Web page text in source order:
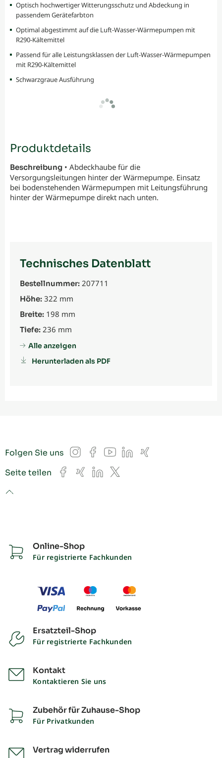
Optisch hochwertiger Witterungsschutz und Abdeckung in
passendem Gerätefarbton
Optimal abgestimmt auf die Luft-Wasser-Wärmepumpen mit
R290-Kältemittel
Passend für alle Leistungsklassen der Luft-Wasser-Wärmepumpen
mit R290-Kältemittel
Schwarzgraue Ausführung
Produktdetails
Beschreibung • Abdeckhaube für die
Versorgungsleitungen hinter der Wärmepumpe. Einsatz
bei bodenstehenden Wärmepumpen mit Leitungsführung
hinter der Wärmepumpe direkt nach unten.
Technisches Datenblatt
Bestellnummer: 207711
Höhe: 322 mm
Breite: 198 mm
Tiefe: 236 mm
Alle anzeigen
Herunterladen als PDF
Folgen Sie uns Instagram
Facebook
YouTube
LinkedIn
Xing
Seite teilen Facebook
XingLinkedIn
X
to top
Online-Shop
Für registrierte Fachkunden
Ersatzteil-Shop
Für registrierte Fachkunden
Kontakt
Kontaktieren Sie uns
Zubehör für Zuhause-Shop
Für Privatkunden
Vertrag widerrufen